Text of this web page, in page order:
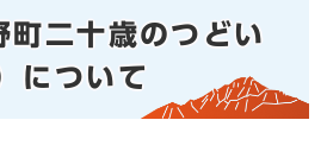
町二十歳のつどい
について